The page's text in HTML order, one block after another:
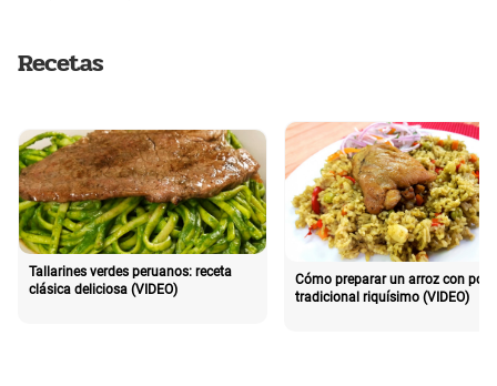
Recetas
Tallarines verdes peruanos: receta
clásica deliciosa (VIDEO)
Cómo preparar un arroz con pollo
tradicional riquísimo (VIDEO)